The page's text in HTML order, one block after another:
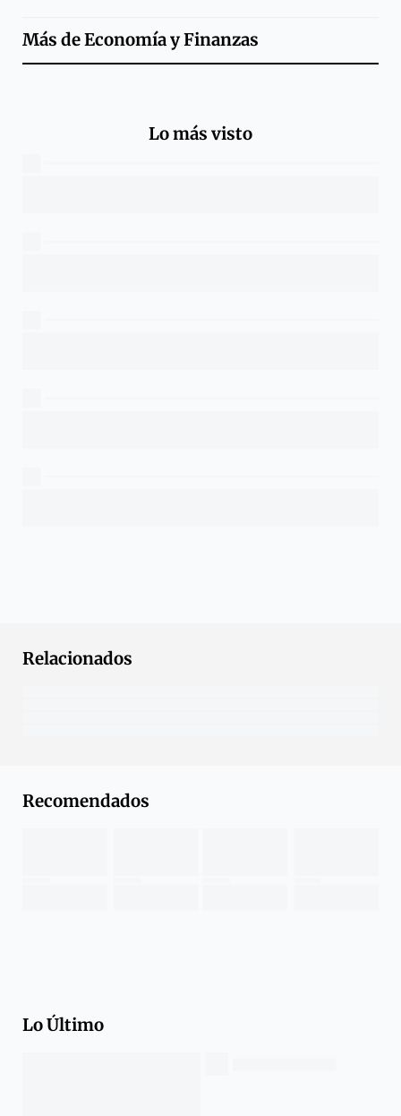
Más deEconomía y Finanzas
Lo más visto
Relacionados
Recomendados
Lo Último